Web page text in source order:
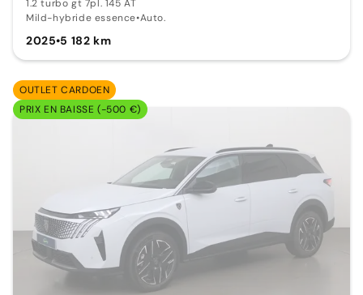
1.2 turbo gt 7pl. 145 AT
Mild-hybride essence•Auto.
2025•5 182 km
OUTLET CARDOEN
PRIX EN BAISSE (-500 €)